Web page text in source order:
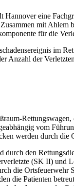
eine
mit
für die
im
Anzahl der
vom
werden durch die
den
(SK II)
die
die Patienten